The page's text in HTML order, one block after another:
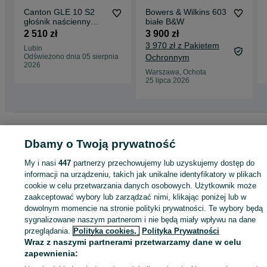
Canton GLE 10 S2
głośnik naścienny
White (1 Para)
2 510 zł
Lubin
Odświeżono dnia 05 sierpnia
2026
Bowers & Wilkins 603
białe B&W
3 900 zł
3 970 zł z Pakietem
Ochronnym
Warszawa, Ochota
25 lipca 2026
Kolumny - Mazowieckie
Kolumny - Warszawa Kolumny - Wilanów
KATEGORIA
ID:1064444373 Wyświetlenia:
Kup
Dbamy o Twoją prywatność
My i nasi447 partnerzy przechowujemy lub uzyskujemy dostęp do
informacji na urządzeniu, takich jak unikalne identyfikatory w plikach
cookie w celu przetwarzania danych osobowych. Użytkownik może
zaakceptować wybory lub zarządzać nimi, klikając poniżej lub w
dowolnym momencie na stronie polityki prywatności. Te wybory będą
sygnalizowane naszym partnerom i nie będą miały wpływu na dane
przeglądania. Polityka cookies, Polityka Prywatności
Wraz z naszymi partnerami przetwarzamy dane w celu
zapewnienia: